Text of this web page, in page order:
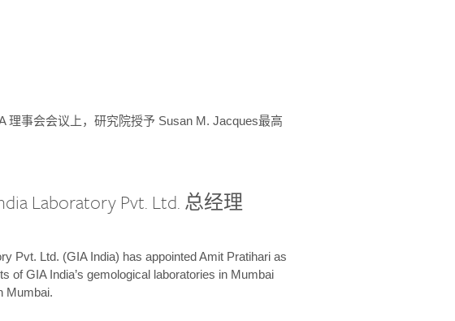
理事会会议上，研究院授予 Susan M. Jacques最高
Laboratory Pvt. Ltd. 总经理
Pvt. Ltd. (GIA India) has appointed Amit Pratihari as
of GIA India’s gemological laboratories in Mumbai
Mumbai.